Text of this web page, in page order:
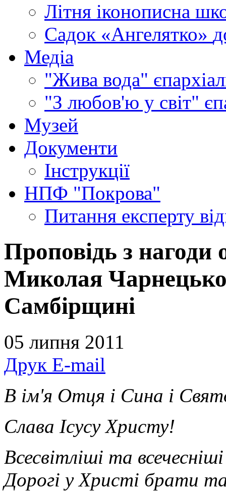
Літня іконописна
Садок «Ангелятко»
Медіа
"Жива вода"
"З любов'ю у світ"
Музей
Документи
Інструкції
НПФ "Покрова"
Питання експерту
Проповідь з
Миколая
Самбірщині
05 липня 2011
Друк E-mail
В ім'я Отця і Сина і
Слава Ісусу Христу!
Всесвітліші та
Дорогі у Христі брати